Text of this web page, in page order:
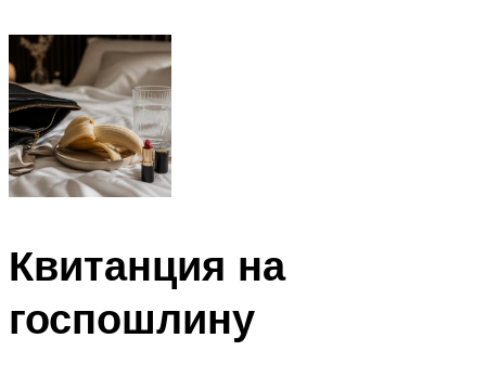
Квитанция на
госпошлину